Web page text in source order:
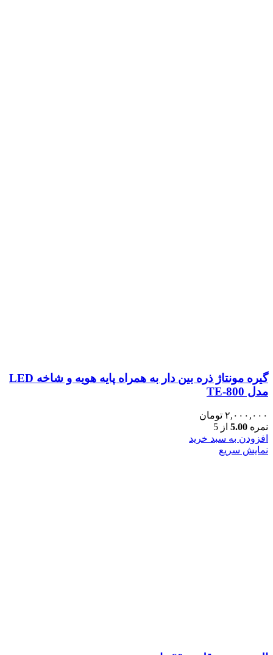
گیره مونتاژ ذره بین دار به همراه پایه هویه و شاخه LED
مدل TE-800
۲,۰۰۰,۰۰۰ تومان
نمره 5.00 از 5
افزودن به سبد خرید
نمایش سریع